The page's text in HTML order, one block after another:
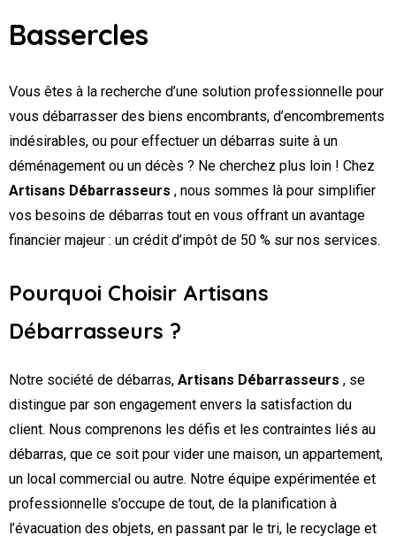
Bassercles
Vous êtes à la recherche d’une solution professionnelle pour
vous débarrasser des biens encombrants, d’encombrements
indésirables, ou pour effectuer un débarras suite à un
déménagement ou un décès ? Ne cherchez plus loin ! Chez
Artisans Débarrasseurs , nous sommes là pour simplifier
vos besoins de débarras tout en vous offrant un avantage
financier majeur : un crédit d’impôt de 50 % sur nos services.
Pourquoi Choisir Artisans
Débarrasseurs ?
Notre société de débarras, Artisans Débarrasseurs , se
distingue par son engagement envers la satisfaction du
client. Nous comprenons les défis et les contraintes liés au
débarras, que ce soit pour vider une maison, un appartement,
un local commercial ou autre. Notre équipe expérimentée et
professionnelle s’occupe de tout, de la planification à
l’évacuation des objets, en passant par le tri, le recyclage et